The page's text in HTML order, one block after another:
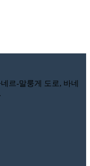
르-말룽게 도로, 바네